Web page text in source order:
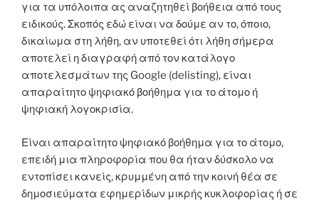
για τα υπόλοιπα ας αναζητηθεί βοήθεια από τους
ειδικούς. Σκοπός εδώ είναι να δούμε αν το, όποιο,
δικαίωμα στη λήθη, αν υποτεθεί ότι λήθη σήμερα
αποτελεί η διαγραφή από τον κατάλογο
αποτελεσμάτων της Google (delisting), είναι
απαραίτητο ψηφιακό βοήθημα για το άτομο ή
ψηφιακή λογοκρισία.
Είναι απαραίτητο ψηφιακό βοήθημα για το άτομο,
επειδή μια πληροφορία που θα ήταν δύσκολο να
εντοπίσει κανείς, κρυμμένη από την κοινή θέα σε
δημοσιεύματα εφημερίδων μικρής κυκλοφορίας ή σε